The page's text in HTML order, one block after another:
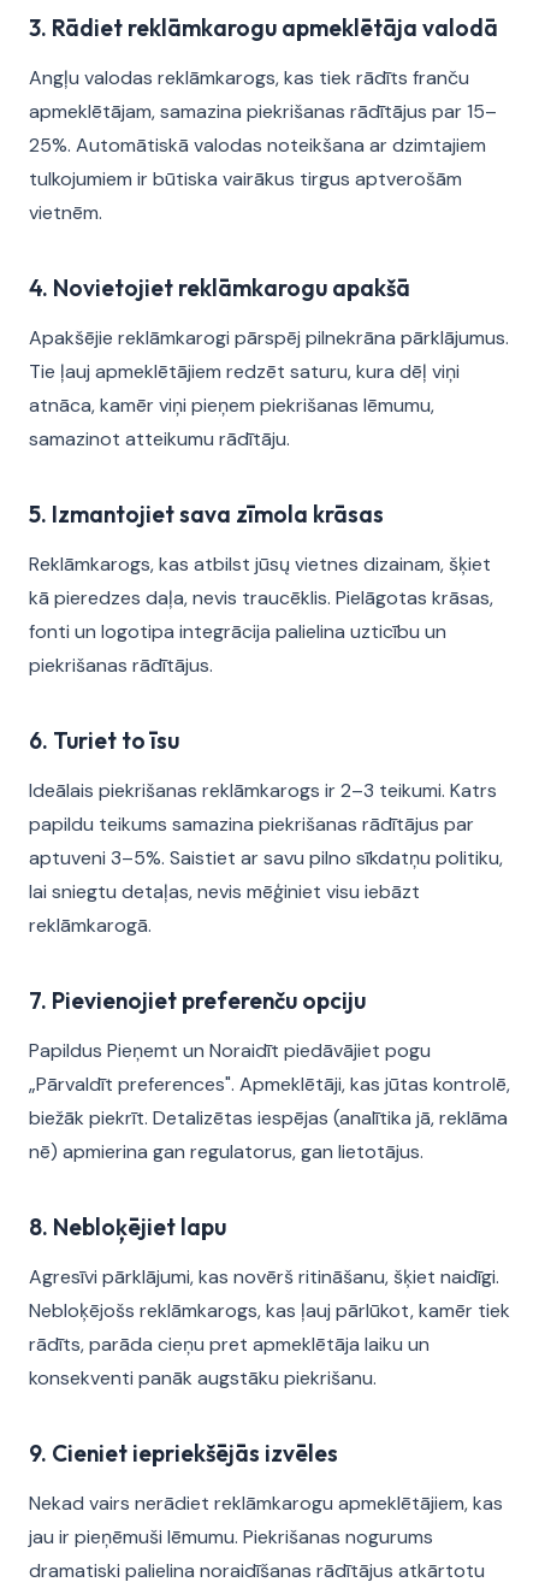
3. Rādiet reklāmkarogu apmeklētāja valodā
Angļu valodas reklāmkarogs, kas tiek rādīts franču
apmeklētājam, samazina piekrišanas rādītājus par 15–
25%. Automātiskā valodas noteikšana ar dzimtajiem
tulkojumiem ir būtiska vairākus tirgus aptverošām
vietnēm.
4. Novietojiet reklāmkarogu apakšā
Apakšējie reklāmkarogi pārspēj pilnekrāna pārklājumus.
Tie ļauj apmeklētājiem redzēt saturu, kura dēļ viņi
atnāca, kamēr viņi pieņem piekrišanas lēmumu,
samazinot atteikumu rādītāju.
5. Izmantojiet sava zīmola krāsas
Reklāmkarogs, kas atbilst jūsų vietnes dizainam, šķiet
kā pieredzes daļa, nevis traucēklis. Pielāgotas krāsas,
fonti un logotipa integrācija palielina uzticību un
piekrišanas rādītājus.
6. Turiet to īsu
Ideālais piekrišanas reklāmkarogs ir 2–3 teikumi. Katrs
papildu teikums samazina piekrišanas rādītājus par
aptuveni 3–5%. Saistiet ar savu pilno sīkdatņu politiku,
lai sniegtu detaļas, nevis mēģiniet visu iebāzt
reklāmkarogā.
7. Pievienojiet preferenču opciju
Papildus Pieņemt un Noraidīt piedāvājiet pogu
„Pārvaldīt preferences". Apmeklētāji, kas jūtas kontrolē,
biežāk piekrīt. Detalizētas iespējas (analītika jā, reklāma
nē) apmierina gan regulatorus, gan lietotājus.
8. Nebloķējiet lapu
Agresīvi pārklājumi, kas novērš ritināšanu, šķiet naidīgi.
Nebloķējošs reklāmkarogs, kas ļauj pārlūkot, kamēr tiek
rādīts, parāda cieņu pret apmeklētāja laiku un
konsekventi panāk augstāku piekrišanu.
9. Cieniet iepriekšējās izvēles
Nekad vairs nerādiet reklāmkarogu apmeklētājiem, kas
jau ir pieņēmuši lēmumu. Piekrišanas nogurums
dramatiski palielina noraidīšanas rādītājus atkārtotu